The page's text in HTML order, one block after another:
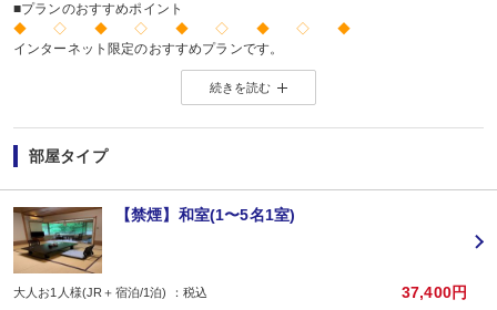
■プランのおすすめポイント
◆ ◇ ◆ ◇ ◆ ◇ ◆ ◇ ◆
インターネット限定のおすすめプランです。
※店頭・電話・メールでのお問合せや申込みは出来ません。
◆ ◇ ◆ ◇ ◆ ◇ ◆ ◇ ◆
【お宿からのお楽しみメニュー】
・賀寿の当月内にご宿泊の場合、還暦・喜寿・米寿のお祝いちゃんちゃんこ無
※証明できるものをお持ちください。
※予約条件入力の画面でチェックを入れて下さい。
■夕食
場所:
その他（ダイニングホール）
内容:
18：00～19：30又は19：30～21：00（※事前指定不可／チェックイン時案内
■朝食
続きを読む
部屋タイプ
【禁煙】和室(1〜5名1室)
大人お1人様(JR＋宿泊/1泊) ：税込 37,400円